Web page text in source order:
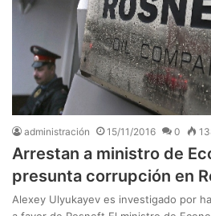
administración 15/11/2016 0
Arrestan a ministro de
presunta corrupción en
Alexey Ulyukayev es investigado por